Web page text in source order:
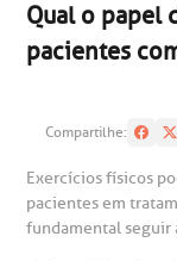
de
SAC
e
de
Qual o papel
pacientes
Compartilhe:
Exercícios físicos
pacientes em
fundamental seguir